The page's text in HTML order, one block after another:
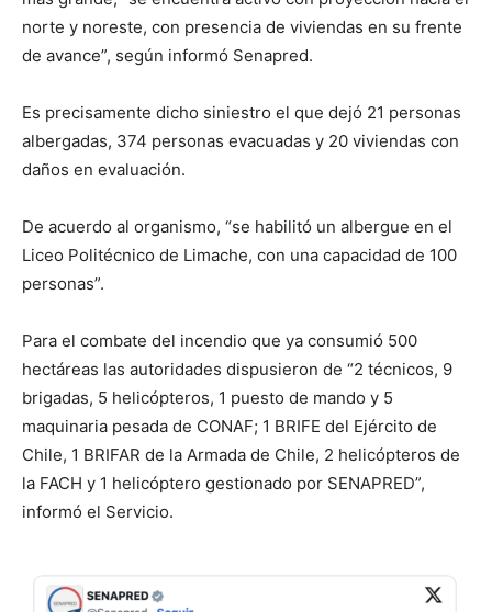
norte y noreste, con presencia de viviendas en su frente
de avance”, según informó Senapred.
Es precisamente dicho siniestro el que dejó 21 personas
albergadas, 374 personas evacuadas y 20 viviendas con
daños en evaluación.
De acuerdo al organismo, “se habilitó un albergue en el
Liceo Politécnico de Limache, con una capacidad de 100
personas”.
Para el combate del incendio que ya consumió 500
hectáreas las autoridades dispusieron de “2 técnicos, 9
brigadas, 5 helicópteros, 1 puesto de mando y 5
maquinaria pesada de CONAF; 1 BRIFE del Ejército de
Chile, 1 BRIFAR de la Armada de Chile, 2 helicópteros de
la FACH y 1 helicóptero gestionado por SENAPRED”,
informó el Servicio.